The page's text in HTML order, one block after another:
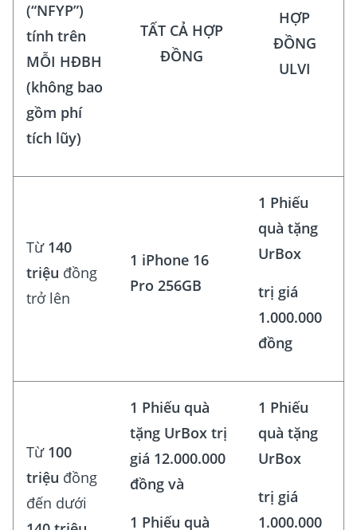
(“NFYP”)
tính trên
MỖI HĐBH
(không bao
gồm phí
tích lũy)
TẤT CẢ HỢP
ĐỒNG
HỢP
ĐỒNG
ULVI
Từ 140
triệu đồng
trở lên
1 iPhone 16
Pro 256GB
1 Phiếu
quà tặng
UrBox
trị giá
1.000.000
đồng
Từ 100
triệu đồng
đến dưới
1 Phiếu quà
tặng UrBox trị
giá 12.000.000
đồng và
1 Phiếu quà
1 Phiếu
quà tặng
UrBox
trị giá
1.000.000